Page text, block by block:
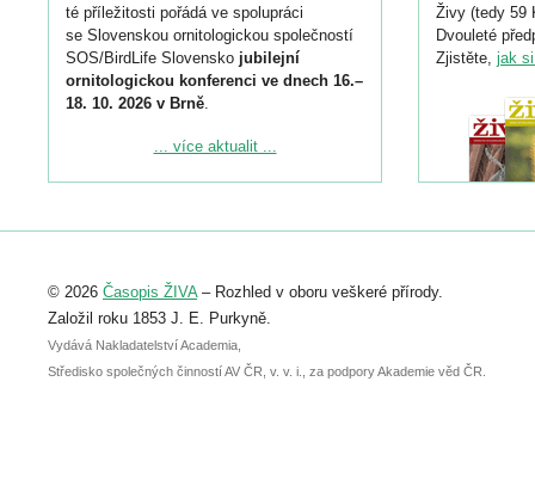
té příležitosti pořádá ve spolupráci
se Slovenskou ornitologickou společností
SOS/BirdLife Slovensko jubilejní
ornitologickou konferenci ve dnech 16.–
18. 10. 2026 v Brně.
Podrobnější informace ke konferenci
Registrovat se můžete do 6. září.
abstraktu přihlášené přednášky nebo
posteru je už 30. června.
... více aktualit ...
Živy (tedy 59
Dvouleté
Zjistěte, jak
© 2026 Časopis ŽIVA– Rozhled v oboru veškeré přírody.
Založil roku 1853 J. E. Purkyně.
Vydává Nakladatelství Academia,
Středisko společných činností AV ČR, v. v. i., za podpory Akademie věd ČR.